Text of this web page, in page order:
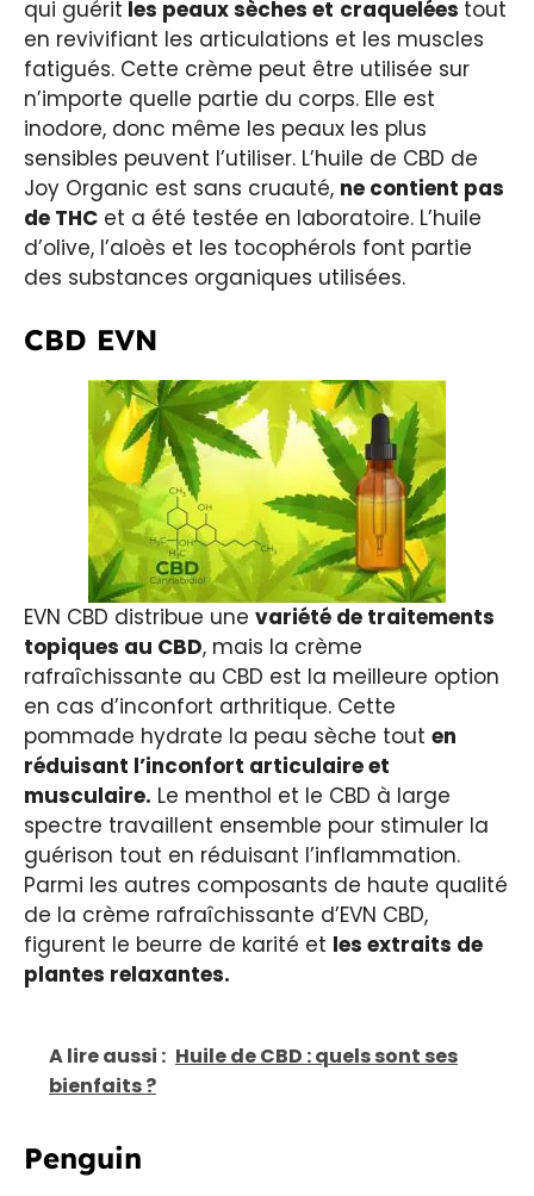
qui guérit les peaux sèches et craquelées tout
en revivifiant les articulations et les muscles
fatigués. Cette crème peut être utilisée sur
n’importe quelle partie du corps. Elle est
inodore, donc même les peaux les plus
sensibles peuvent l’utiliser. L’huile de CBD de
Joy Organic est sans cruauté, ne contient pas
de THC et a été testée en laboratoire. L’huile
d’olive, l’aloès et les tocophérols font partie
des substances organiques utilisées.
CBD EVN
EVN CBD distribue une variété de traitements
topiques au CBD, mais la crème
rafraîchissante au CBD est la meilleure option
en cas d’inconfort arthritique. Cette
pommade hydrate la peau sèche tout en
réduisant l’inconfort articulaire et
musculaire. Le menthol et le CBD à large
spectre travaillent ensemble pour stimuler la
guérison tout en réduisant l’inflammation.
Parmi les autres composants de haute qualité
de la crème rafraîchissante d’EVN CBD,
figurent le beurre de karité et les extraits de
plantes relaxantes.
A lire aussi : Huile de CBD : quels sont ses
bienfaits ?
Penguin